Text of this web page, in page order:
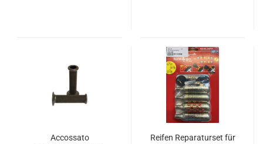
Accossato
Reifen Reparaturset für